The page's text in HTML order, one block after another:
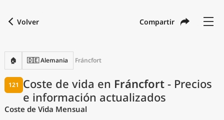
Volver Compartir
🏠 🇩🇪 Alemania Fráncfort
Coste de vida en Fráncfort - Precios
e información actualizados
121
Coste de Vida Mensual
con
Idioma Español
Moneda USD United States Dollar
Unidades de medida